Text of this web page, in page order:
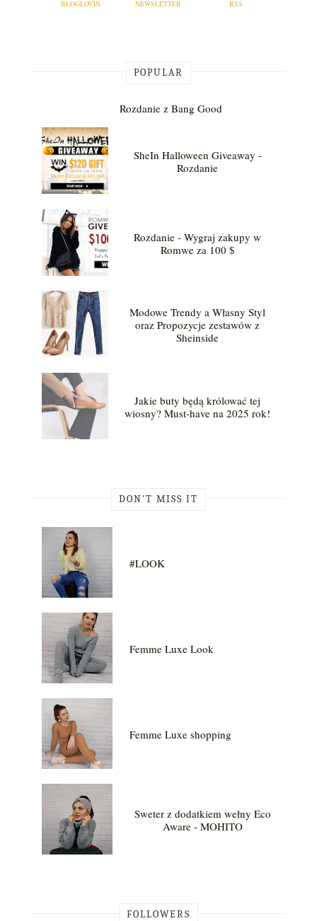
BLOGLOVIN NEWSLETTER RSS
POPULAR
Rozdanie z Bang Good
SheIn Halloween Giveaway -
Rozdanie
Rozdanie - Wygraj zakupy w
Romwe za 100 $
Modowe Trendy a Własny Styl
oraz Propozycje zestawów z
Sheinside
Jakie buty będą królować tej
wiosny? Must-have na 2025 rok!
DON'T MISS IT
#LOOK
Femme Luxe Look
Femme Luxe shopping
Sweter z dodatkiem wełny Eco
Aware - MOHITO
FOLLOWERS